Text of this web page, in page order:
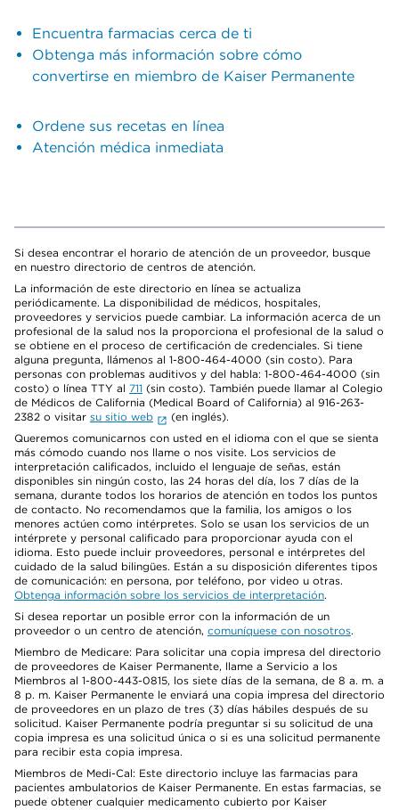
Encuentra farmacias cerca de ti
Obtenga más información sobre cómo
convertirse en miembro de Kaiser Permanente
Ordene sus recetas en línea
Atención médica inmediata
Si desea encontrar el horario de atención de un proveedor, busque
en nuestro directorio de centros de atención.
La información de este directorio en línea se actualiza
periódicamente. La disponibilidad de médicos, hospitales,
proveedores y servicios puede cambiar. La información acerca de un
profesional de la salud nos la proporciona el profesional de la salud o
se obtiene en el proceso de certificación de credenciales. Si tiene
alguna pregunta, llámenos al 1-800-464-4000 (sin costo). Para
personas con problemas auditivos y del habla: 1-800-464-4000 (sin
costo) o línea TTY al 711 (sin costo). También puede llamar al Colegio
de Médicos de California (Medical Board of California) al 916-263-
2382 o visitar su sitio web
(en inglés).
Queremos comunicarnos con usted en el idioma con el que se sienta
más cómodo cuando nos llame o nos visite. Los servicios de
interpretación calificados, incluido el lenguaje de señas, están
disponibles sin ningún costo, las 24 horas del día, los 7 días de la
semana, durante todos los horarios de atención en todos los puntos
de contacto. No recomendamos que la familia, los amigos o los
menores actúen como intérpretes. Solo se usan los servicios de un
intérprete y personal calificado para proporcionar ayuda con el
idioma. Esto puede incluir proveedores, personal e intérpretes del
cuidado de la salud bilingües. Están a su disposición diferentes tipos
de comunicación: en persona, por teléfono, por video u otras.
Obtenga información sobre los servicios de interpretación.
Si desea reportar un posible error con la información de un
proveedor o un centro de atención, comuníquese con nosotros.
Miembro de Medicare: Para solicitar una copia impresa del directorio
de proveedores de Kaiser Permanente, llame a Servicio a los
Miembros al 1-800-443-0815, los siete días de la semana, de 8 a. m. a
8 p. m. Kaiser Permanente le enviará una copia impresa del directorio
de proveedores en un plazo de tres (3) días hábiles después de su
solicitud. Kaiser Permanente podría preguntar si su solicitud de una
copia impresa es una solicitud única o si es una solicitud permanente
para recibir esta copia impresa.
Miembros de Medi-Cal: Este directorio incluye las farmacias para
pacientes ambulatorios de Kaiser Permanente. En estas farmacias, se
puede obtener cualquier medicamento cubierto por Kaiser